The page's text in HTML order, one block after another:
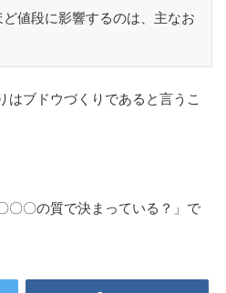
値段に影響するのは、主なお
はブドウづくりであると言うこ
〇〇の質で決まっている？」で